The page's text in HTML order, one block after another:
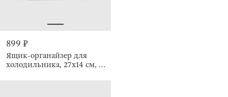
899 ₽
Ящик-органайзер для
холодильника, 27х14 см, 3